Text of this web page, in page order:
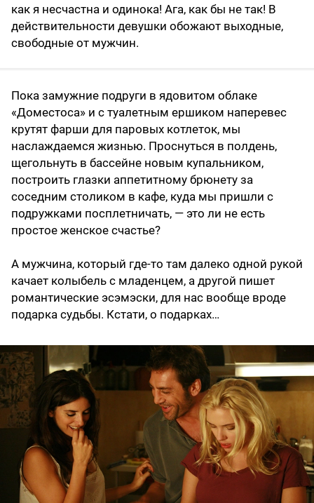
как я несчастна и одинока! Ага, как бы не так! В
действительности девушки обожают выходные,
свободные от мужчин.
Пока замужние подруги в ядовитом облаке
«Доместоса» и с туалетным ершиком наперевес
крутят фарши для паровых котлеток, мы
наслаждаемся жизнью. Проснуться в полдень,
щегольнуть в бассейне новым купальником,
построить глазки аппетитному брюнету за
соседним столиком в кафе, куда мы пришли с
подружками посплетничать, — это ли не есть
простое женское счастье?
А мужчина, который где-то там далеко одной рукой
качает колыбель с младенцем, а другой пишет
романтические эсэмэски, для нас вообще вроде
подарка судьбы. Кстати, о подарках…